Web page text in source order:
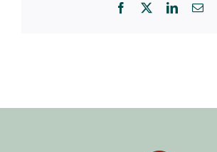
Facebook LinkedIn